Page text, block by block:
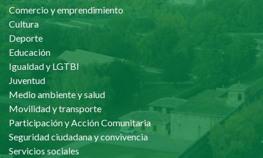
Comercio y emprendimiento
Cultura
Deporte
Educación
Igualdad y LGTBI
Juventud
Medio ambiente y salud
Movilidad y transporte
Participación y Acción Comunitaria
Seguridad ciudadana y convivencia
Servicios sociales